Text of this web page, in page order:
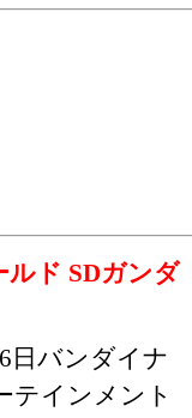
ド SDガンダ
日バンダイナ
テインメント